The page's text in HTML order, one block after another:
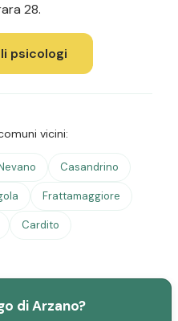
28.
psicologi
vicini:
Casandrino
Frattamaggiore
Cardito
di Arzano?